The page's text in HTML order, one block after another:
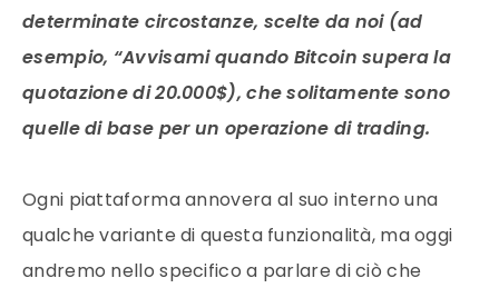
determinate circostanze, scelte da noi (ad
esempio, “Avvisami quando Bitcoin supera la
quotazione di 20.000$), che solitamente sono
quelle di base per un operazione di trading.
Ogni piattaforma annovera al suo interno una
qualche variante di questa funzionalità, ma oggi
andremo nello specifico a parlare di ciò che